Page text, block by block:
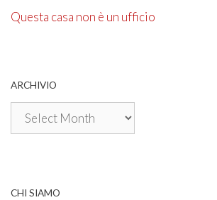
Questa casa non è un ufficio
ARCHIVIO
Archivio
CHI SIAMO